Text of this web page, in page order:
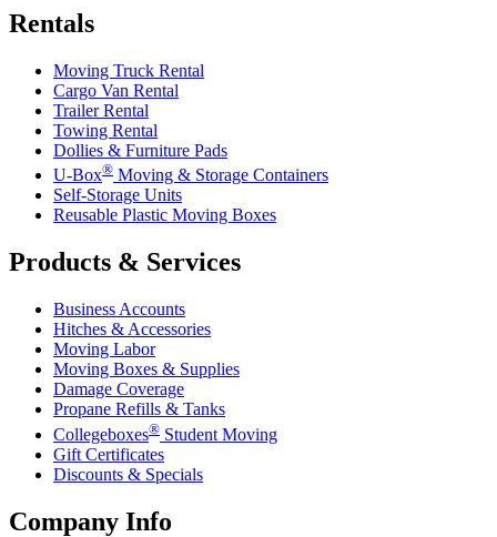
Rentals
Moving Truck Rental
Cargo Van Rental
Trailer Rental
Towing Rental
Dollies & Furniture Pads
U-Box® Moving & Storage Containers
Self-Storage Units
Reusable Plastic Moving Boxes
Products & Services
Business Accounts
Hitches & Accessories
Moving Labor
Moving Boxes & Supplies
Damage Coverage
Propane Refills & Tanks
Collegeboxes® Student Moving
Gift Certificates
Discounts & Specials
Company Info